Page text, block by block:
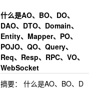
什么是AO、BO、DO、
DAO、DTO、Domain、
Entity、Mapper、PO、
POJO、QO、Query、
Req、Resp、RPC、VO、
WebSocket
摘要： 什么是AO、BO、D